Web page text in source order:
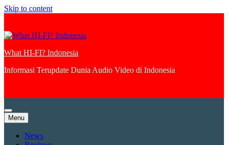
Skip to content
What HI-FI? Indonesia
Informasi Terupdate Dunia Audio Video di Indonesia
Menu
News